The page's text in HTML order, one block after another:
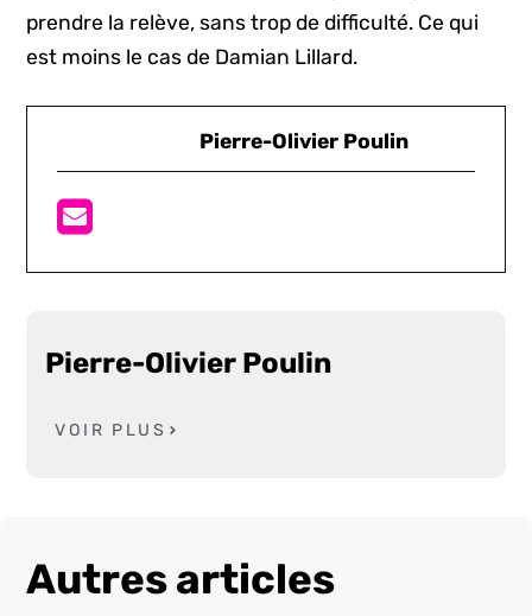
prendre la relève, sans trop de difficulté. Ce qui
est moins le cas de Damian Lillard.
Pierre-Olivier Poulin
Pierre-Olivier Poulin
VOIR PLUS
Autres articles